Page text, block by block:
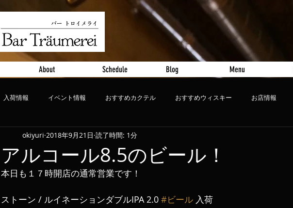
About Schedule Blog Menu
入荷情報 イベント情報 おすすめカクテル おすすめウィスキー お店情報
ライブ、コンサート おすすめビール
アルコール8.5のビール！
okiyuri 2018年9月21日 読了時間: 1分
本日も１７時開店の通常営業です！
ストーン / ルイネーションダブルIPA 2.0 #ビール 入荷